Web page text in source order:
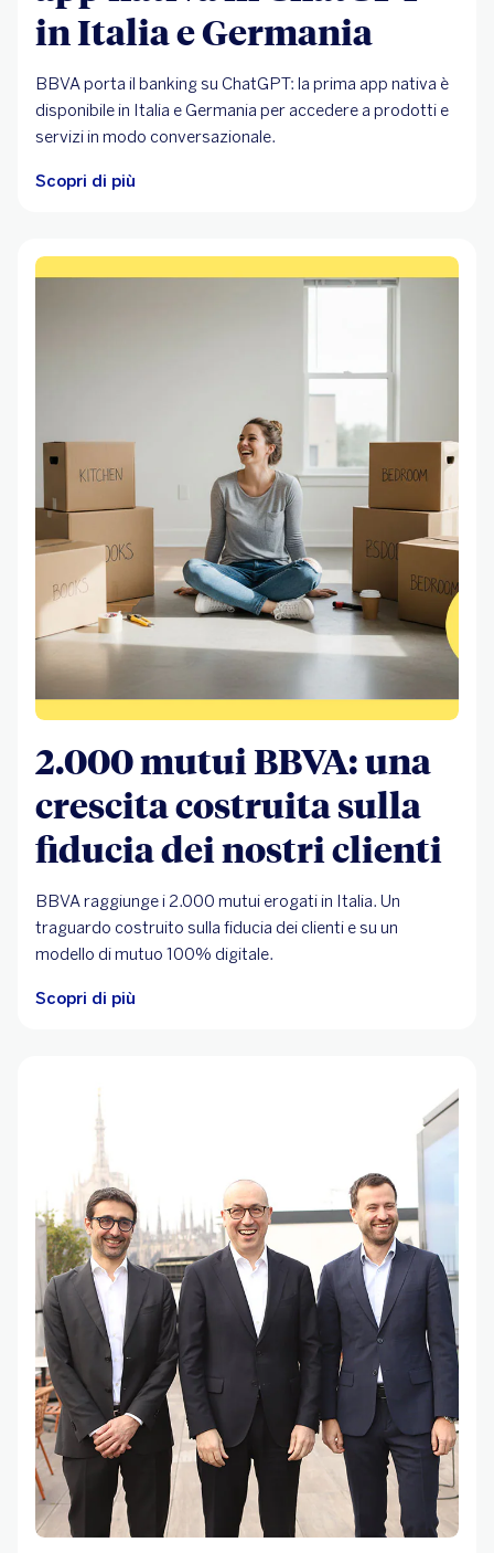
in Italia e Germania
BBVA porta il banking su ChatGPT: la prima app nativa è
disponibile in Italia e Germania per accedere a prodotti e
servizi in modo conversazionale.
Scopri di più
2.000 mutui BBVA: una
crescita costruita sulla
fiducia dei nostri clienti
BBVA raggiunge i 2.000 mutui erogati in Italia. Un
traguardo costruito sulla fiducia dei clienti e su un
modello di mutuo 100% digitale.
Scopri di più